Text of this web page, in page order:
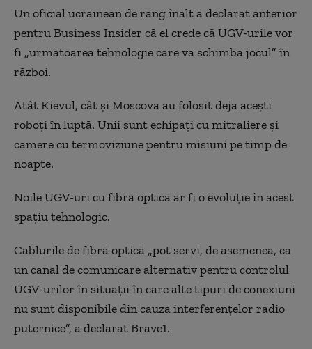
Un oficial ucrainean de rang înalt a declarat anterior
pentru Business Insider că el crede că UGV-urile vor
fi „următoarea tehnologie care va schimba jocul” în
război.
Atât Kievul, cât și Moscova au folosit deja acești
roboți în luptă. Unii sunt echipați cu mitraliere și
camere cu termoviziune pentru misiuni pe timp de
noapte.
Noile UGV-uri cu fibră optică ar fi o evoluție în acest
spațiu tehnologic.
Cablurile de fibră optică „pot servi, de asemenea, ca
un canal de comunicare alternativ pentru controlul
UGV-urilor în situații în care alte tipuri de conexiuni
nu sunt disponibile din cauza interferențelor radio
puternice”, a declarat Brave1.